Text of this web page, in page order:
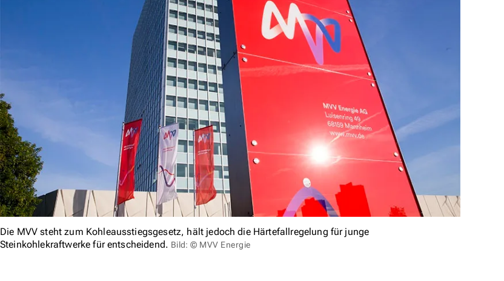
Die MVV steht zum Kohleausstiegsgesetz, hält jedoch die Härtefallregelung für junge
Steinkohlekraftwerke für entscheidend. Bild: © MVV Energie